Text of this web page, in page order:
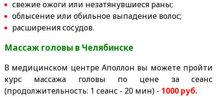
свежие ожоги или незатянувшиеся раны;
облысение или обильное выпадение волос;
расширения сосудов.
Массаж головы в Челябинске
В медицинском центре Аполлон вы можете пройти
курс массажа головы по цене за сеанс
(продолжительность: 1 сеанс - 20 мин) - 1000 руб.